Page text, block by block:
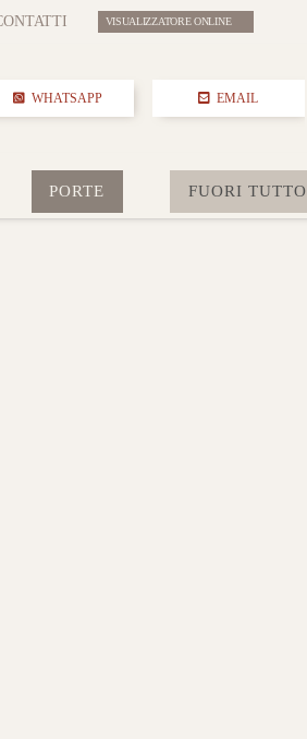
VISUALIZZATORE ONLINE
WHATSAPP EMAIL
FUORI TUTTO
PORTE